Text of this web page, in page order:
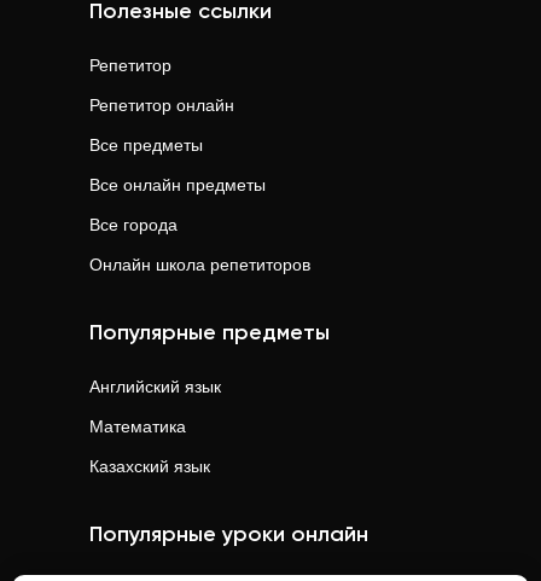
Полезные ссылки
Репетитор
Репетитор онлайн
Все предметы
Все онлайн предметы
Все города
Онлайн школа репетиторов
Популярные предметы
Английский язык
Математика
Казахский язык
Популярные уроки онлайн